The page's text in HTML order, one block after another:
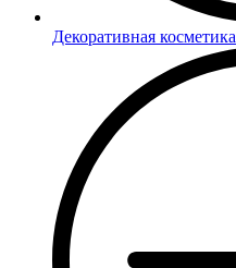
Декоративная косметика